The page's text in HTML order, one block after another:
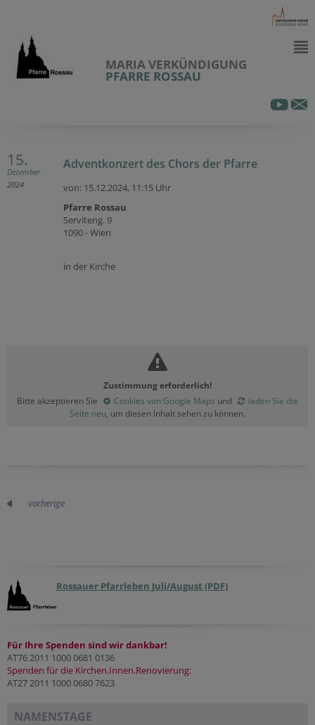
MARIA VERKÜNDIGUNG
PFARRE ROSSAU
15.
Dezember
2024
Adventkonzert des Chors der Pfarre
von: 15.12.2024, 11:15 Uhr
Pfarre Rossau
Serviteng. 9
1090 - Wien
in der Kirche
Zustimmung erforderlich!
Bitte akzeptieren Sie
Cookies von Google Maps und
laden Sie die
Seite neu, um diesen Inhalt sehen zu können.
vorherige
Rossauer Pfarrleben Juli/August (PDF)
Für Ihre Spenden sind wir dankbar!
AT76 2011 1000 0681 0136
Spenden für die Kirchen.Innen.Renovierung:
AT27 2011 1000 0680 7623
NAMENSTAGE